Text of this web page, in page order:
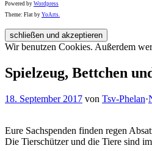
Powered by Wordpress
Theme: Flat by YoArts.
Wir benutzen Cookies. Außerdem
Spielzeug, Bettchen
18. September 2017 von Tsv-Phelan·
Eure Sachspenden finden regen
Die Tierschützer und die Tiere sind